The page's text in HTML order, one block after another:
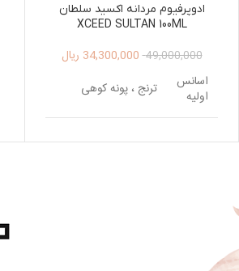
ادوپرفیوم مردانه اکسید سلطان
XCEED SULTAN 100ML
49,000,000
34,300,000 ریال
اسانس
اولیه ترنج ، پونه کوهی
اسانس وانیل ، نعناع هندی ،